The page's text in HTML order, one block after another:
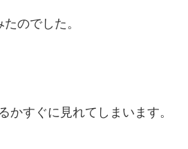
のでした。
かすぐに見れてしまいます。